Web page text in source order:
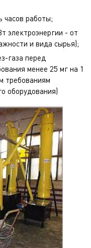
часов работы;
электроэнергии - от
и вида сырья);
газа перед
менее 25 мг на 1
требованиям
оборудования)